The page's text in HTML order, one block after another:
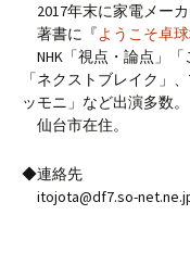
2017年末に家電メー
著書に『ようこそ卓
NHK「視点・論点」「
「ネクストブレイク」
ッモニ」など出演多数。
仙台市在住。
◆連絡先
itojota@df7.so-